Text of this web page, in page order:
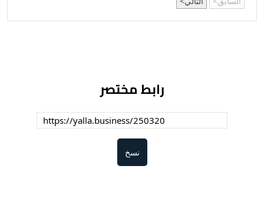
رابط مختصر
نسخ